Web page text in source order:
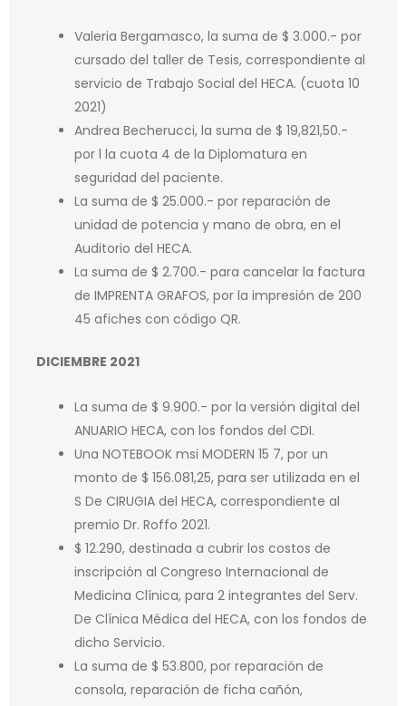
Valeria Bergamasco, la suma de $ 3.000.- por
cursado del taller de Tesis, correspondiente al
servicio de Trabajo Social del HECA. (cuota 10
2021)
Andrea Becherucci, la suma de $ 19,821,50.-
por l la cuota 4 de la Diplomatura en
seguridad del paciente.
La suma de $ 25.000.- por reparación de
unidad de potencia y mano de obra, en el
Auditorio del HECA.
La suma de $ 2.700.- para cancelar la factura
de IMPRENTA GRAFOS, por la impresión de 200
45 afiches con código QR.
DICIEMBRE 2021
La suma de $ 9.900.- por la versión digital del
ANUARIO HECA, con los fondos del CDI.
Una NOTEBOOK msi MODERN 15 7, por un
monto de $ 156.081,25, para ser utilizada en el
S De CIRUGIA del HECA, correspondiente al
premio Dr. Roffo 2021.
$ 12.290, destinada a cubrir los costos de
inscripción al Congreso Internacional de
Medicina Clínica, para 2 integrantes del Serv.
De Clínica Médica del HECA, con los fondos de
dicho Servicio.
La suma de $ 53.800, por reparación de
consola, reparación de ficha cañón,